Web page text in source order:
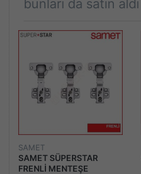
bunları da satın aldı
SAMET
SAMET SÜPERSTAR
FRENLİ MENTEŞE